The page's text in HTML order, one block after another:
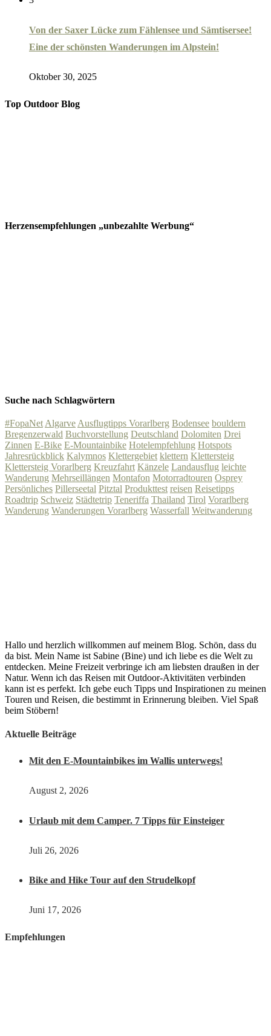
Von der Saxer Lücke zum Fählensee und Sämtisersee!
Eine der schönsten Wanderungen im Alpstein!
Oktober 30, 2025
Top Outdoor Blog
Herzensempfehlungen „unbezahlte Werbung“
Suche nach Schlagwörtern
#FopaNet Algarve Ausflugtipps Vorarlberg Bodensee bouldern
Bregenzerwald Buchvorstellung Deutschland Dolomiten Drei
Zinnen E-Bike E-Mountainbike Hotelempfehlung Hotspots
Jahresrückblick Kalymnos Klettergebiet klettern Klettersteig
Klettersteig Vorarlberg Kreuzfahrt Känzele Landausflug leichte
Wanderung Mehrseillängen Montafon Motorradtouren Osprey
Persönliches Pillerseetal Pitztal Produkttest reisen Reisetipps
Roadtrip Schweiz Städtetrip Teneriffa Thailand Tirol Vorarlberg
Wanderung Wanderungen Vorarlberg Wasserfall Weitwanderung
Hallo und herzlich willkommen auf meinem Blog. Schön, dass du
da bist. Mein Name ist Sabine (Bine) und ich liebe es die Welt zu
entdecken. Meine Freizeit verbringe ich am liebsten draußen in der
Natur. Wenn ich das Reisen mit Outdoor-Aktivitäten verbinden
kann ist es perfekt. Ich gebe euch Tipps und Inspirationen zu meinen
Touren und Reisen, die bestimmt in Erinnerung bleiben. Viel Spaß
beim Stöbern!
Aktuelle Beiträge
Mit den E-Mountainbikes im Wallis unterwegs!
August 2, 2026
Urlaub mit dem Camper. 7 Tipps für Einsteiger
Juli 26, 2026
Bike and Hike Tour auf den Strudelkopf
Juni 17, 2026
Empfehlungen